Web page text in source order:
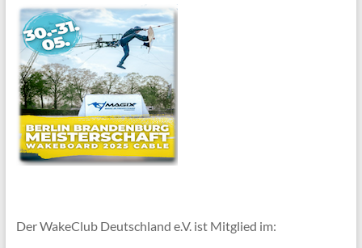
Der WakeClub Deutschland e.V. ist Mitglied im: